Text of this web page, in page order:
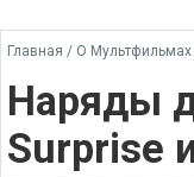
Главная / О Мультфильмах
Наряды
Surprise